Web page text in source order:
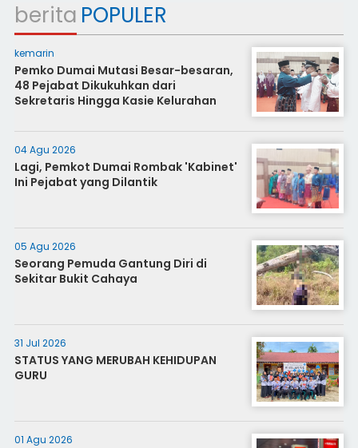
berita POPULER
kemarin
Pemko Dumai Mutasi Besar-besaran,
48 Pejabat Dikukuhkan dari
Sekretaris Hingga Kasie Kelurahan
04 Agu 2026
Lagi, Pemkot Dumai Rombak 'Kabinet'
Ini Pejabat yang Dilantik
05 Agu 2026
Seorang Pemuda Gantung Diri di
Sekitar Bukit Cahaya
31 Jul 2026
STATUS YANG MERUBAH KEHIDUPAN
GURU
01 Agu 2026